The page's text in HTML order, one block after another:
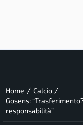
Home / Calcio /
Gosens:
responsabilità”